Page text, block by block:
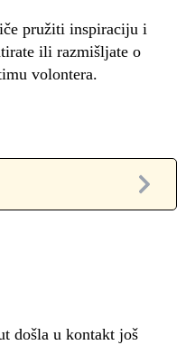
pružiti inspiraciju i
ili razmišljate o
volontera.
došla u kontakt još